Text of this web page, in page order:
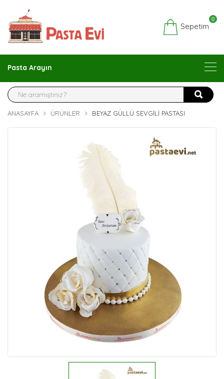
Sepetim
0
Pasta Arayın
ANASAYFA ÜRÜNLER BEYAZ GÜLLÜ SEVGILI PASTASI